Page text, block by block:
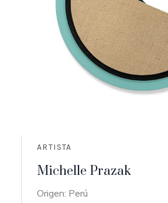
ARTISTA
Michelle Prazak
Origen: Perú